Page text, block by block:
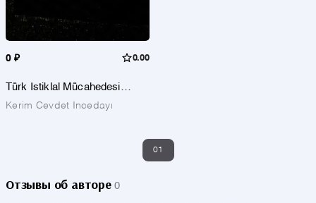
0 ₽ 0.00
Türk İstiklal Mücahedesi
Kerim Cevdet İncedayı
01
Отзывы об авторе 0